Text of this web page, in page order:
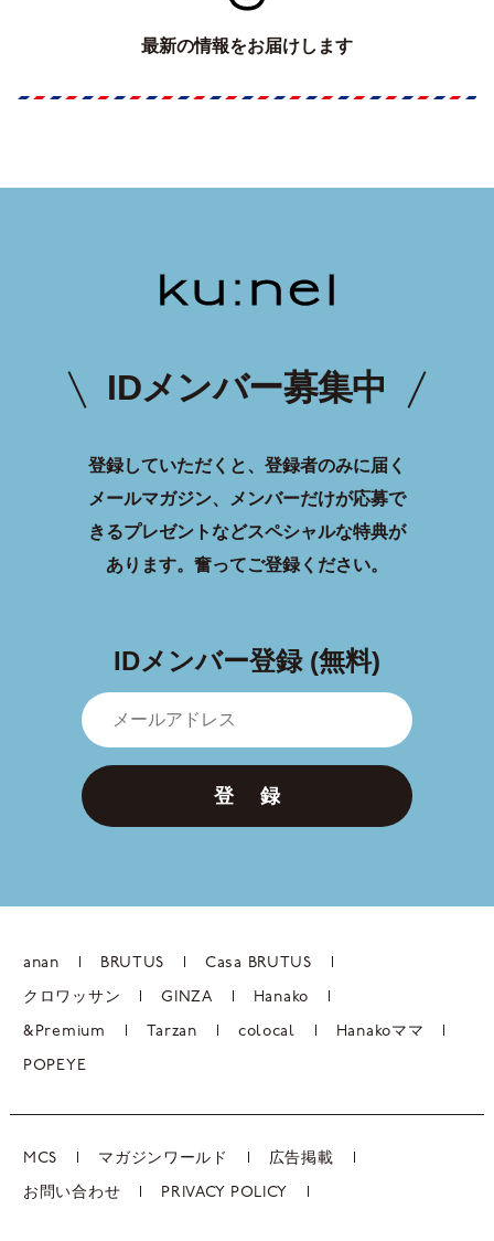
最新の情報をお届けします
IDメンバー募集中
登録していただくと、登録者のみに届く
メールマガジン、メンバーだけが応募で
きるプレゼントなどスペシャルな特典が
あります。 奮ってご登録ください。
IDメンバー登録 (無料)
登 録
anan BRUTUS Casa BRUTUS
クロワッサン GINZA Hanako
&Premium Tarzan colocal Hanakoママ
POPEYE
MCS マガジンワールド 広告掲載
お問い合わせ PRIVACY POLICY